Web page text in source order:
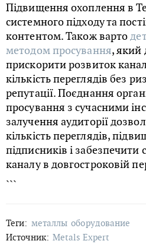
Підвищення охоплення в
системного підходу та
контентом. Також варто
методом просування, який
прискорити розвиток
кількість переглядів без
репутації. Поєднання
просування з сучасними
залучення аудиторії
кількість переглядів,
підписників і забезпечити
каналу в довгостроковій
```
Теги: металлы оборудование
Источник: Metals Expert